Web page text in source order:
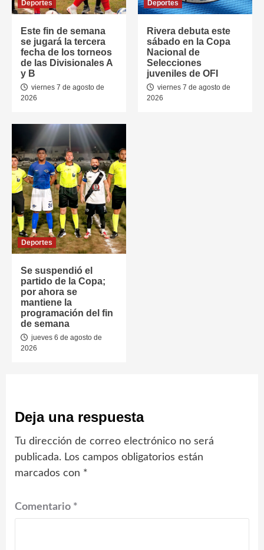
Deportes
Este fin de semana
se jugará la tercera
fecha de los torneos
de las Divisionales A
y B
viernes 7 de agosto de
2026
Deportes
Rivera debuta este
sábado en la Copa
Nacional de
Selecciones
juveniles de OFI
viernes 7 de agosto de
2026
Deportes
Se suspendió el
partido de la Copa;
por ahora se
mantiene la
programación del fin
de semana
jueves 6 de agosto de
2026
Deja una respuesta
Tu dirección de correo electrónico no será
publicada. Los campos obligatorios están
marcados con *
Comentario *